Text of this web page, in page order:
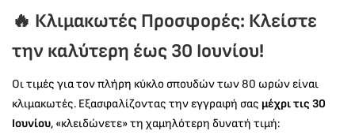
🔥 Κλιμακωτές Προσφορές: Κλείστε
την καλύτερη έως 30 Ιουνίου!
Οι τιμές για τον πλήρη κύκλο σπουδών των 80 ωρών είναι
κλιμακωτές. Εξασφαλίζοντας την εγγραφή σας μέχρι τις 30
Ιουνίου, «κλειδώνετε» τη χαμηλότερη δυνατή τιμή: